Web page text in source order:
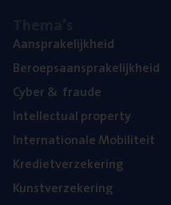
Aan­spra­ke­lijk­heid
Beroeps­aan­spra­ke­lijk­heid
Cyber& fraude
Intel­lec­tu­al property
Inter­na­ti­o­na­le Mobiliteit
Kre­diet­ver­ze­ke­ring
Kunst­ver­ze­ke­ring